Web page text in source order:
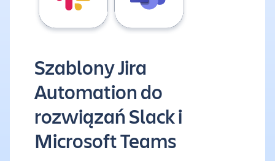
Szablony Jira
Automation do
rozwiązań Slack i
Microsoft Teams